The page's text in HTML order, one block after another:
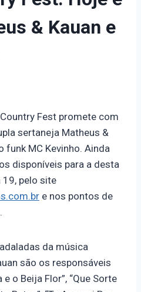
& Kauan e
Fest promete com
sertaneja Matheus &
funk MC Kevinho. Ainda
disponíveis para a desta
pelo site
e nos pontos de
da música
são os responsáveis
o Beija Flor”, “Que Sorte